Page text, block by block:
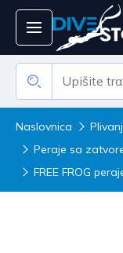
Naslovnica
Peraje sa
FREE FROG